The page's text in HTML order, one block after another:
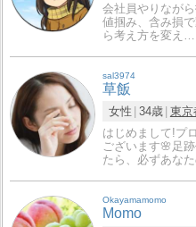
会社員やりなが
値掴み、含み損
ら考え方を変え…
sal3974
草飯
女性 34歳 東京
はじめまして!プ
ございます🌸足
たら、必ずあな
Okayamamomo
Momo